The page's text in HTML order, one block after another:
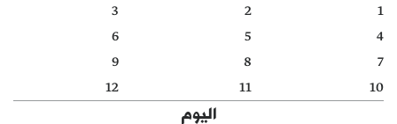
دفاتر
1
2
3
4
5
6
7
8
9
10
11
12
اليوم